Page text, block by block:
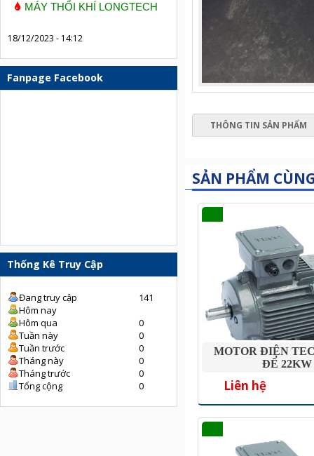
MÁY THỔI KHÍ LONGTECH
18/12/2023 - 14:12
Fanpage Facebook
Thống Kê Truy Cập
Đang truy cập
141
Hôm nay
Hôm qua
0
Tuần này
0
Tuần trước
0
Tháng này
0
Tháng trước
0
Tổng cộng
0
THÔNG TIN SẢN PHẨM
SẢN PHẨM
MOTOR ĐIỆN
ĐẾ 22KW
Liên hệ